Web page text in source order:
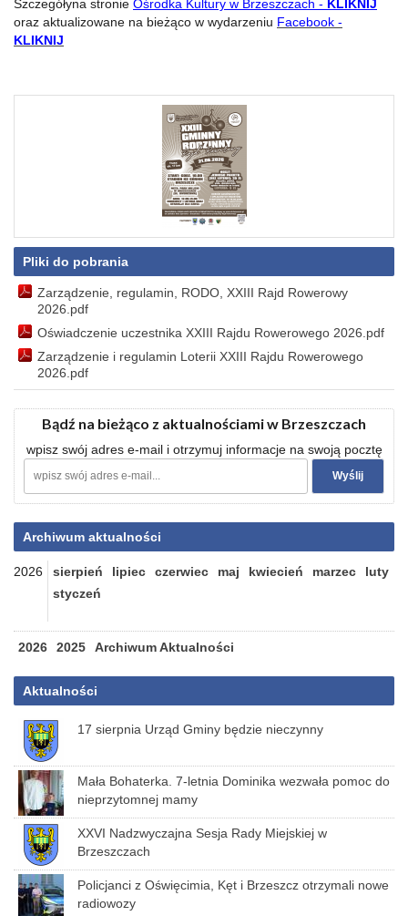
Szczegółyna stronie Ośrodka Kultury w Brzeszczach - KLIKNIJ
oraz aktualizowane na bieżąco w wydarzeniu Facebook -
KLIKNIJ
Pliki do pobrania
Zarządzenie, regulamin, RODO, XXIII Rajd Rowerowy
2026.pdf
Oświadczenie uczestnika XXIII Rajdu Rowerowego 2026.pdf
Zarządzenie i regulamin Loterii XXIII Rajdu Rowerowego
2026.pdf
Bądź na bieżąco z aktualnościami w Brzeszczach
wpisz swój adres e-mail i otrzymuj informacje na swoją pocztę
Archiwum aktualności
2026 sierpień lipiec czerwiec maj kwiecień marzec
luty
styczeń
2026 2025 Archiwum Aktualności
Aktualności
17 sierpnia Urząd Gminy będzie nieczynny
Mała Bohaterka. 7-letnia Dominika wezwała pomoc do
nieprzytomnej mamy
XXVI Nadzwyczajna Sesja Rady Miejskiej w
Brzeszczach
Policjanci z Oświęcimia, Kęt i Brzeszcz otrzymali nowe
radiowozy